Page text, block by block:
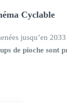
Cyclable
jusqu’en
de pioche sont